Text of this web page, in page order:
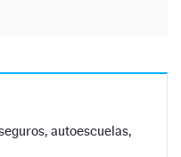
autoescuelas,